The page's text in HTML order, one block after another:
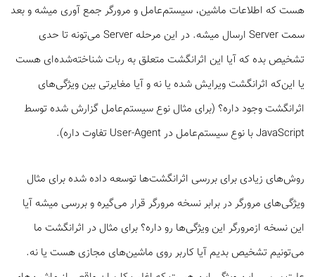
هست که اطلاعات ماشین، سیستم‌عامل و مرورگر جمع آوری میشه و بعد
سمت Server ارسال میشه. در این مرحله Server می‌تونه تا حدی
تشخیص بده که آیا این اثرانگشت متعلق به ربات شناخته‌شده‌ای هست
یا این‌که اثرانگشت ویرایش شده یا نه و آیا مغایرتی بین ویژگی‌های
اثرانگشت وجود داره؟ (برای مثال نوع سیستم‌عامل گزارش شده توسط
JavaScript با نوع سیستم‌‌عامل در User-Agent تفاوت داره).
روش‌های زیادی برای بررسی اثرانگشت‌ها توسعه داده شده برای مثال
ویژگی‌های مرورگر در برابر نسخه مرورگر قرار می‌گیره و بررسی میشه آیا
این نسخه ازمرورگر این ویژگی‌ها رو داره؟ برای مثال در اثرانگشت ما
می‌تونیم تشخیص بدیم آیا کاربر روی ماشین‌های مجازی هست یا نه.